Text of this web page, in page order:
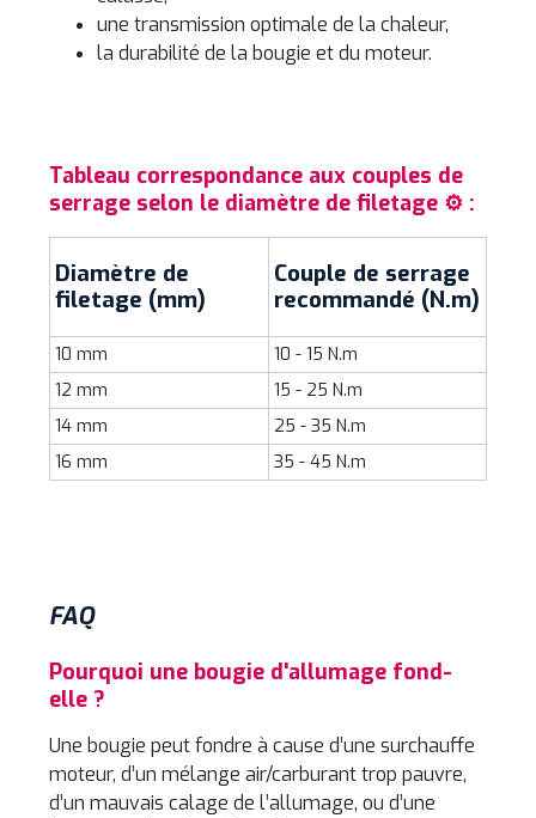
une transmission optimale de la chaleur,
la durabilité de la bougie et du moteur.
Tableau correspondance aux couples de
serrage selon le diamètre de filetage ⚙️ :
Diamètre de
filetage (mm)
Couple de serrage
recommandé (N.m)
10 mm
10 - 15 N.m
12 mm
15 - 25 N.m
14 mm
25 - 35 N.m
16 mm
35 - 45 N.m
FAQ
Pourquoi une bougie d'allumage fond-
elle ?
Une bougie peut fondre à cause d’une surchauffe
moteur, d’un mélange air/carburant trop pauvre,
d’un mauvais calage de l’allumage, ou d’une